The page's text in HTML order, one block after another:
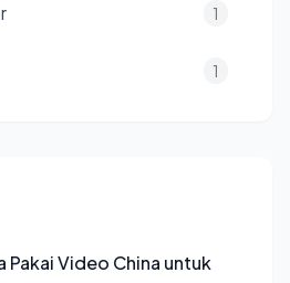
1
1
Pakai Video China untuk